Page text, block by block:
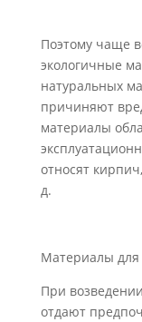
Поэтому чаще
экологичные
натуральных
причиняют
материалы
относят
д.
Материалы для
При
отдают